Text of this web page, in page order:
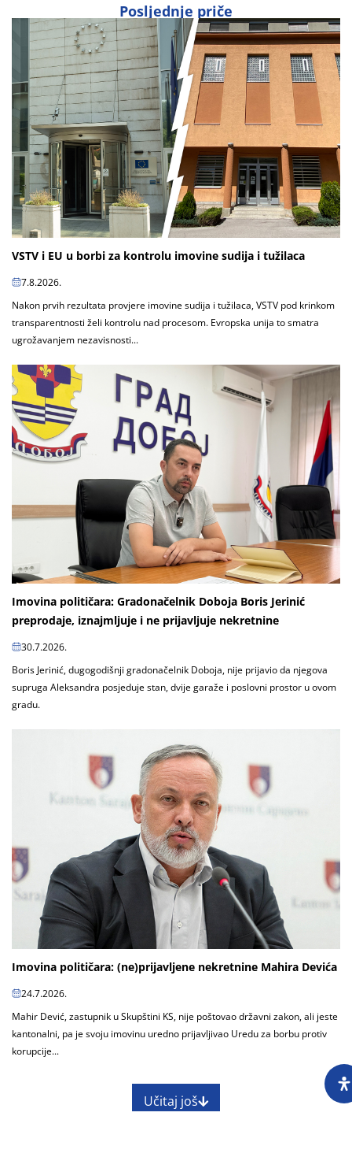
Posljednje priče
VSTV i EU u borbi za kontrolu imovine sudija i tužilaca
7.8.2026.
Nakon prvih rezultata provjere imovine sudija i tužilaca, VSTV pod krinkom
transparentnosti želi kontrolu nad procesom. Evropska unija to smatra
ugrožavanjem nezavisnosti...
Imovina političara: Gradonačelnik Doboja Boris Jerinić
preprodaje, iznajmljuje i ne prijavljuje nekretnine
30.7.2026.
Boris Jerinić, dugogodišnji gradonačelnik Doboja, nije prijavio da njegova
supruga Aleksandra posjeduje stan, dvije garaže i poslovni prostor u ovom
gradu.
Imovina političara: (ne)prijavljene nekretnine Mahira Devića
24.7.2026.
Mahir Dević, zastupnik u Skupštini KS, nije poštovao državni zakon, ali jeste
kantonalni, pa je svoju imovinu uredno prijavljivao Uredu za borbu protiv
korupcije...
Učitaj još